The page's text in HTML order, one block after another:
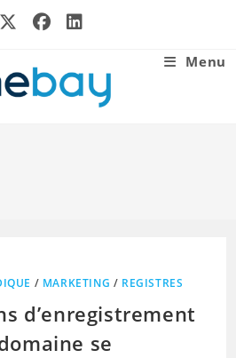
Menu
/ MARKETING / REGISTRES
d’enregistrement
se